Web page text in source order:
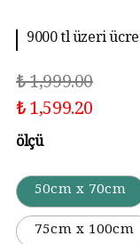
9000 tl üzeri
₺ 1,999.00
₺ 1,599.20
ölçü
50cm x 70cm
75cm x 100cm